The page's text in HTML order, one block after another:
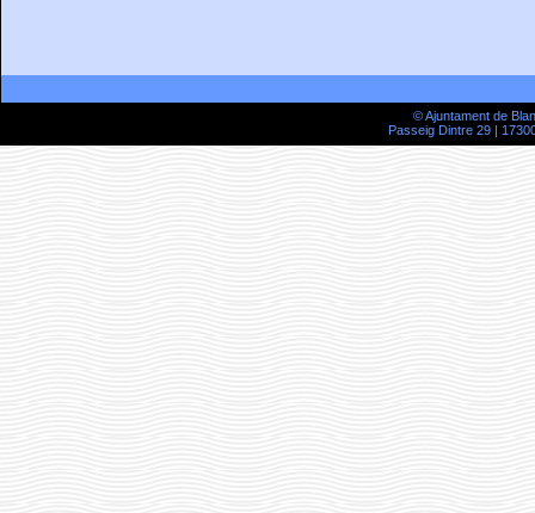
© Ajuntament de
Passeig Dintre 29 |